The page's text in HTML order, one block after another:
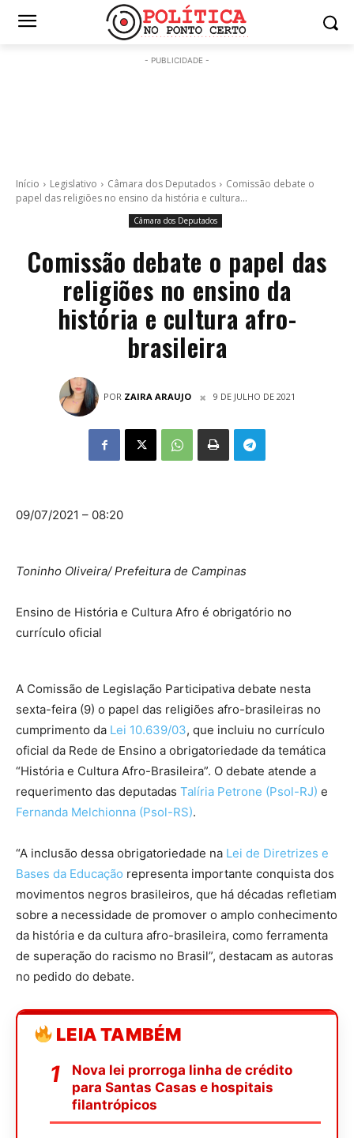
- PUBLICIDADE -
Início Legislativo Câmara dos Deputados
Comissão debate o
papel das religiões no ensino da história e cultura...
Câmara dos Deputados
Comissão debate o papel das
religiões no ensino da
história e cultura afro-
brasileira
POR ZAIRA ARAUJO 9 DE JULHO DE 2021
09/07/2021 – 08:20
Toninho Oliveira/ Prefeitura de Campinas
Ensino de História e Cultura Afro é obrigatório no
currículo oficial
A Comissão de Legislação Participativa debate nesta
sexta-feira (9) o papel das religiões afro-brasileiras no
cumprimento da Lei 10.639/03, que incluiu no currículo
oficial da Rede de Ensino a obrigatoriedade da temática
“História e Cultura Afro-Brasileira”. O debate atende a
requerimento das deputadas Talíria Petrone (Psol-RJ) e
Fernanda Melchionna (Psol-RS).
“A inclusão dessa obrigatoriedade na Lei de Diretrizes e
Bases da Educação representa importante conquista dos
movimentos negros brasileiros, que há décadas refletiam
sobre a necessidade de promover o amplo conhecimento
da história e da cultura afro-brasileira, como ferramenta
de superação do racismo no Brasil”, destacam as autoras
no pedido do debate.
LEIA TAMBÉM
Nova lei prorroga linha de crédito
para Santas Casas e hospitais
filantrópicos